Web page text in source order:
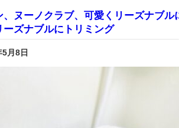
、ヌーノクラブ、可愛くリーズナブ
ーズナブルにトリミング
月8日